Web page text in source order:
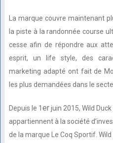
La marque couvre maintenant
la piste à la randonnée course
cesse afin de répondre aux
esprit, un life style, des
marketing adapté ont fait de
les plus demandées dans le
Depuis le 1 erjuin 2015, Wild
appartiennent à la société
de la marque Le Coq Sportif.